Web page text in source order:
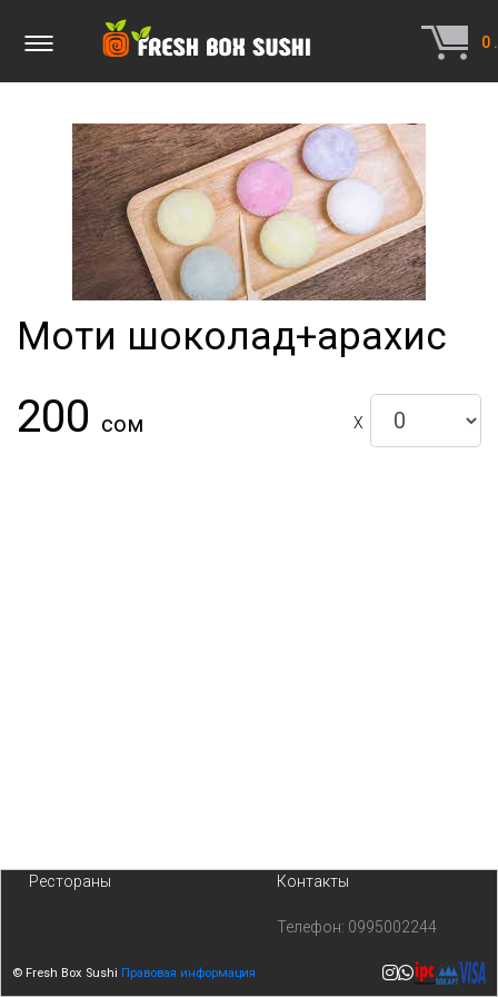
0 .
Моти шоколад+арахис
200 сом X
Рестораны Контакты
Телефон: 0995002244
© Fresh Box Sushi Правовая информация